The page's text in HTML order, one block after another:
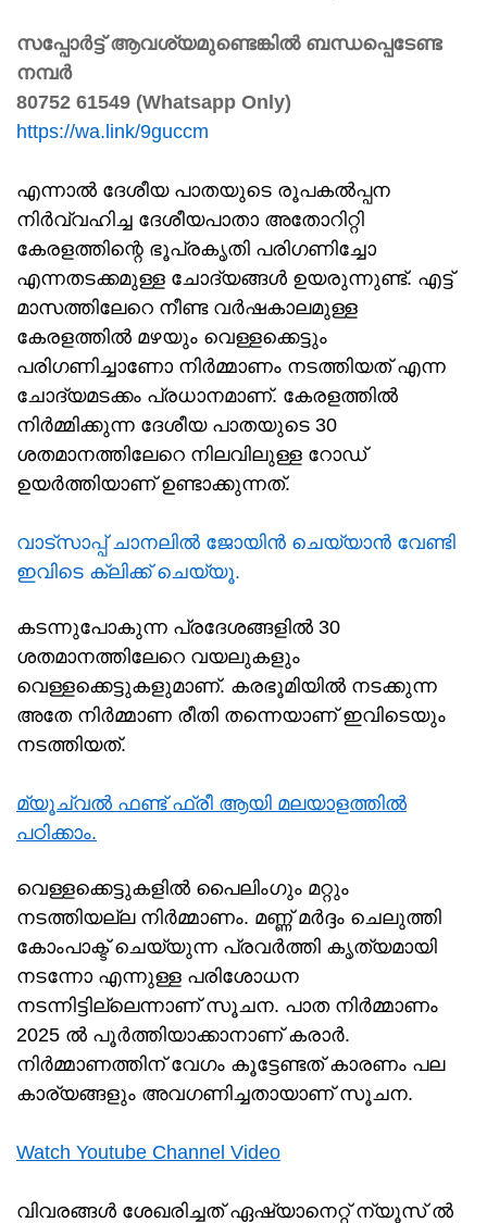
സപ്പോർട്ട് ആവശ്യമുണ്ടെങ്കിൽ ബന്ധപ്പെടേണ്ട
നമ്പർ
80752 61549 (Whatsapp Only)
https://wa.link/9guccm
എന്നാൽ ദേശീയ പാതയുടെ രൂപകൽപ്പന
നിർവ്വഹിച്ച ദേശീയപാതാ അതോറിറ്റി
കേരളത്തിന്റെ ഭൂപ്രകൃതി പരിഗണിച്ചോ
എന്നതടക്കമുള്ള ചോദ്യങ്ങൾ ഉയരുന്നുണ്ട്. എട്ട്
മാസത്തിലേറെ നീണ്ട വർഷകാലമുള്ള
കേരളത്തിൽ മഴയും വെള്ളക്കെട്ടും
പരിഗണിച്ചാണോ നിർമ്മാണം നടത്തിയത് എന്ന
ചോദ്യമടക്കം പ്രധാനമാണ്. കേരളത്തിൽ
നിർമ്മിക്കുന്ന ദേശീയ പാതയുടെ 30
ശതമാനത്തിലേറെ നിലവിലുള്ള റോഡ്
ഉയർത്തിയാണ് ഉണ്ടാക്കുന്നത്.
വാട്സാപ്പ് ചാനലിൽ ജോയിൻ ചെയ്യാൻ വേണ്ടി
ഇവിടെ ക്ലിക്ക് ചെയ്യൂ.
കടന്നുപോകുന്ന പ്രദേശങ്ങളിൽ 30
ശതമാനത്തിലേറെ വയലുകളും
വെള്ളക്കെട്ടുകളുമാണ്. കരഭൂമിയിൽ നടക്കുന്ന
അതേ നിർമ്മാണ രീതി തന്നെയാണ് ഇവിടെയും
നടത്തിയത്.
മ്യൂച്വൽ ഫണ്ട് ഫ്രീ ആയി മലയാളത്തിൽ
പഠിക്കാം.
വെള്ളക്കെട്ടുകളിൽ പൈലിംഗും മറ്റും
നടത്തിയല്ല നിർമ്മാണം. മണ്ണ് മർദ്ദം ചെലുത്തി
കോംപാക്ട് ചെയ്യുന്ന പ്രവർത്തി കൃത്യമായി
നടന്നോ എന്നുള്ള പരിശോധന
നടന്നിട്ടില്ലെന്നാണ് സൂചന. പാത നിർമ്മാണം
2025 ൽ പൂർത്തിയാക്കാനാണ് കരാർ.
നിർമ്മാണത്തിന് വേഗം കൂട്ടേണ്ടത് കാരണം പല
കാര്യങ്ങളും അവഗണിച്ചതായാണ് സൂചന.
Watch Youtube Channel Video
വിവരങ്ങൾ ശേഖരിച്ചത് ഏഷ്യാനെറ്റ് ന്യൂസ് ൽ